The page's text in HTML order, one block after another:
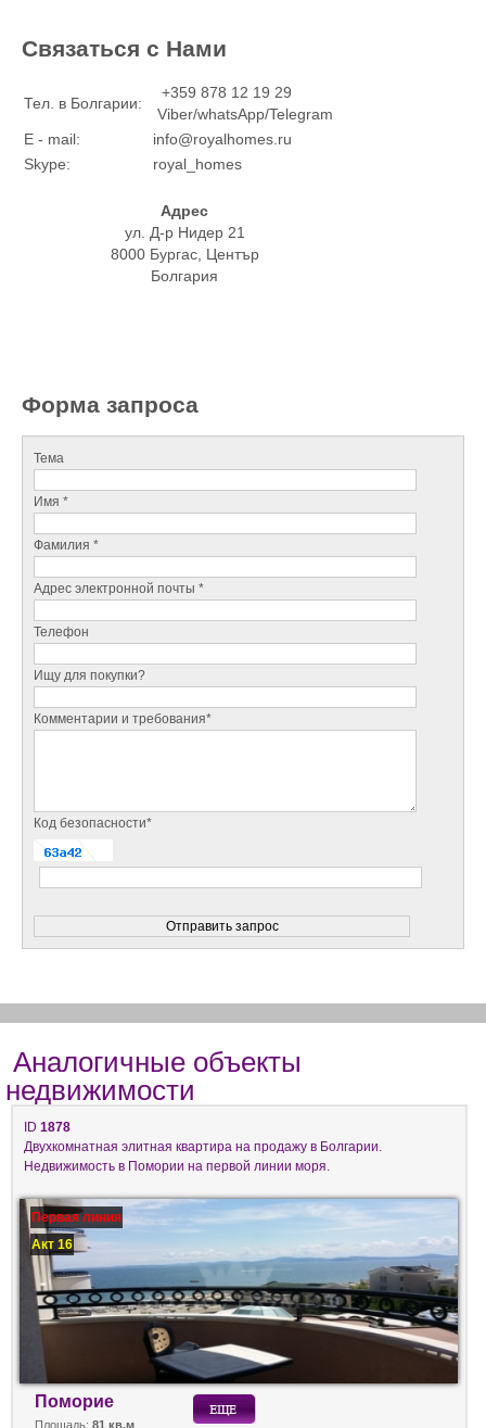
Связаться с Нами
Тел. в Болгарии:
+359 878 12 19 29
Viber/whatsApp/Telegram
E - mail:
info@royalhomes.ru
Skype:
royal_homes
Адрес
ул. Д-р Нидер 21
8000 Бургас, Център
Болгария
Форма запроса
Тема
Имя *
Фамилия *
Адрес электронной почты *
Телефон
Ищу для покупки?
Комментарии и требования*
Код безопасности*
Аналогичные объекты
недвижимости
ID 1878
Двухкомнатная элитная квартира на продажу в Болгарии.
Недвижимость в Помории на первой линии моря.
Первая линия
Акт 16
Поморие
Площадь: 81 кв.м